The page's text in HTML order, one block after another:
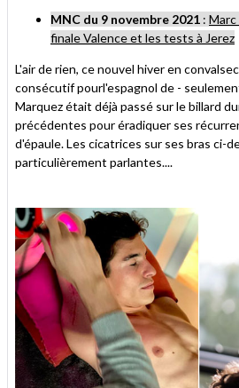
MNC du 9 novembre 2021 :
finale Valence et les tests à Jerez
L'air de rien, ce nouvel hiver en
consécutif pourl'espagnol de -
Marquez était déjà passé sur le billard
précédentes pour éradiquer ses
d'épaule. Les cicatrices sur ses bras ci-
particulièrement parlantes....